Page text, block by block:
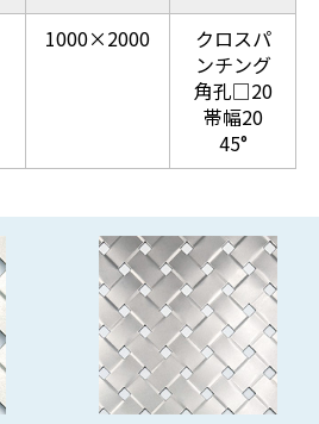
1000×2000
クロスパ
ンチング
角孔□20
帯幅20
45°